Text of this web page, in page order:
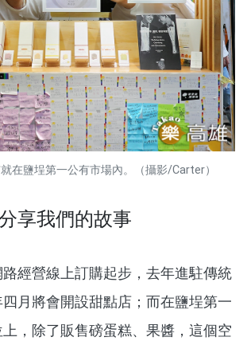
在鹽埕第一公有市場內。（攝影/Carter）
享我們的故事
營線上訂購起步，去年進駐傳統
月將會開設甜點店；而在鹽埕第一
，除了販售磅蛋糕、果醬，這個空